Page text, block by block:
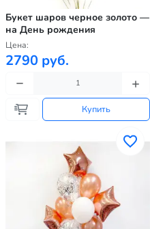
Букет шаров черное золото —
на День рождения
Цена:
2790 руб.
Купить